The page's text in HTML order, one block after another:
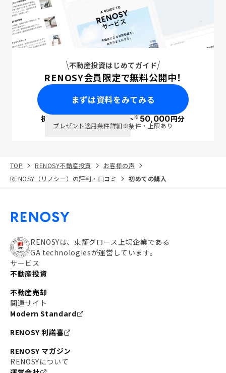
不動産投資はじめてガイド
RENOSY会員限定で無料公開中！
まずは資料をみてみる
初回面談で ポイント※50,000円分
プレゼント適用条件詳細※条件・上限あり
TOP RENOSY不動産投資
お客様の声
RENOSY（リノシー）の評判・口コミ
初めての購入
RENOSYは、東証グロース上場企業である
GA technologiesが運営しています。
サービス
不動産投資
不動産売却
関連サイト
Modern Standard
RENOSY 利諾喜
RENOSY マガジン
RENOSYについて